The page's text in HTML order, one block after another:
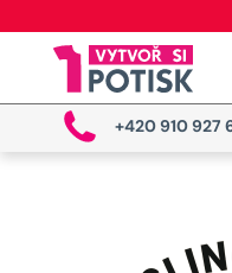
+420 910 927